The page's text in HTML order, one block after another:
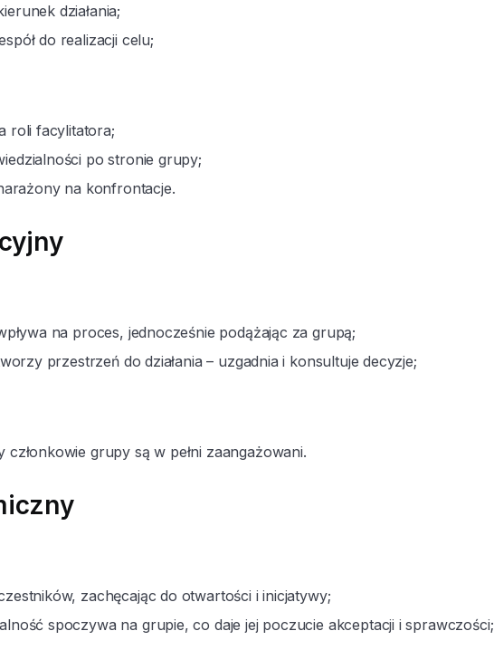
działania;
do realizacji celu;
roli facylitatora;
po stronie grupy;
na konfrontacje.
na proces, jednocześnie podążając za grupą;
przestrzeń do działania – uzgadnia i konsultuje decyzje;
członkowie grupy są w pełni zaangażowani.
zachęcając do otwartości i inicjatywy;
spoczywa na grupie, co daje jej poczucie akceptacji i sprawczości;